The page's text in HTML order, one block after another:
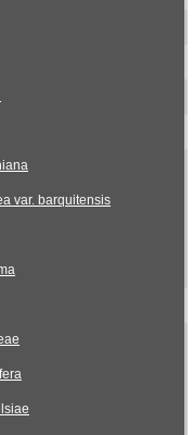
var. barquitensis